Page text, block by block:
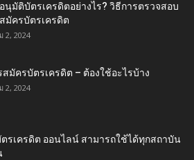
นุมัติบัตรเครดิตอย่างไร? วิธีการตรวจสอบ
มัครบัตรเครดิต
2, 2024
สมัครบัตรเครดิต – ต้องใช้อะไรบ้าง
2, 2024
รเครดิต ออนไลน์ สามารถใช้ได้ทุกสถาบัน